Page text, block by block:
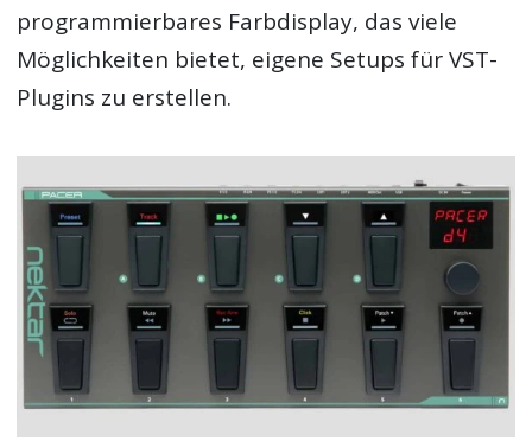
programmierbares Farbdisplay, das viele
Möglichkeiten bietet, eigene Setups für VST-
Plugins zu erstellen.